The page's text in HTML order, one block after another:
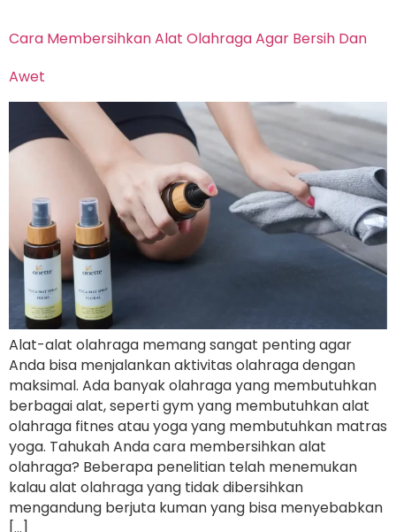
Cara Membersihkan Alat Olahraga Agar Bersih Dan
Awet
Alat-alat olahraga memang sangat penting agar
Anda bisa menjalankan aktivitas olahraga dengan
maksimal. Ada banyak olahraga yang membutuhkan
berbagai alat, seperti gym yang membutuhkan alat
olahraga fitnes atau yoga yang membutuhkan matras
yoga. Tahukah Anda cara membersihkan alat
olahraga? Beberapa penelitian telah menemukan
kalau alat olahraga yang tidak dibersihkan
mengandung berjuta kuman yang bisa menyebabkan